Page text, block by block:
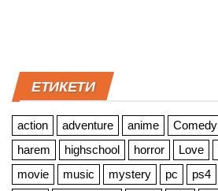
ЕТИКЕТИ
action adventure anime Comedy
harem
highschool horror Love
movie
music mystery pc ps4